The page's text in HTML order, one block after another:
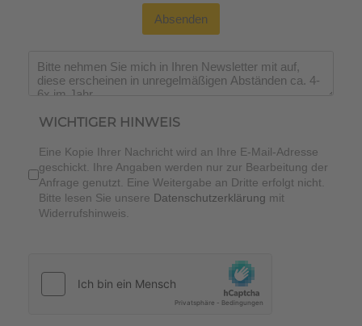
Absenden
Wichtiger Hinweis*
WICHTIGER HINWEIS
Eine Kopie Ihrer Nachricht wird an Ihre E-Mail-Adresse
geschickt. Ihre Angaben werden nur zur Bearbeitung der
Anfrage genutzt. Eine Weitergabe an Dritte erfolgt nicht.
Bitte lesen Sie unsere Datenschutzerklärung mit
Widerrufshinweis.